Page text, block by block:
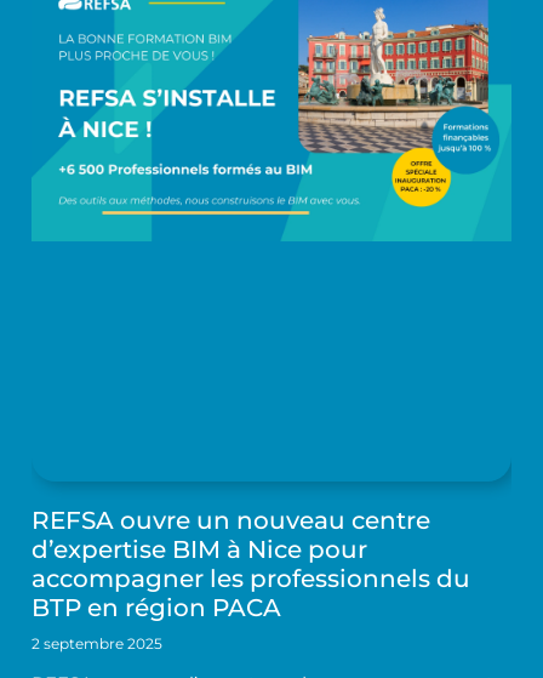
REFSA ouvre un nouveau centre
d’expertise BIM à Nice pour
accompagner les professionnels du
BTP en région PACA
2 septembre 2025